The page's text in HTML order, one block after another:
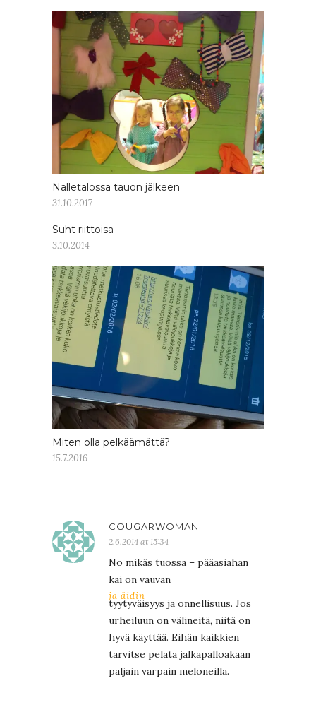
Nalletalossa tauon jälkeen
31.10.2017
Suht riittoisa
3.10.2014
Miten olla pelkäämättä?
15.7.2016
COUGARWOMAN
2.6.2014 at 15:34
No mikäs tuossa – pääasiahan
kai on vauvan
ja äidin
tyytyväisyys ja onnellisuus. Jos
urheiluun on välineitä, niitä on
hyvä käyttää. Eihän kaikkien
tarvitse pelata jalkapalloakaan
paljain varpain meloneilla.